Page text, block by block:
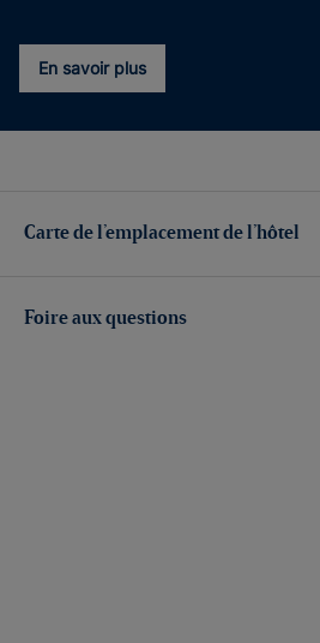
En savoir plus
Carte de l’emplacement de l’hôtel
Foire aux questions